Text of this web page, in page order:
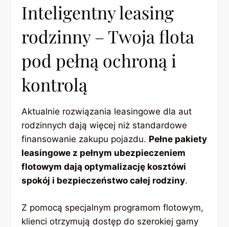
Inteligentny leasing
rodzinny – Twoja flota
pod pełną ochroną i
kontrolą
Aktualnie rozwiązania leasingowe dla aut
rodzinnych dają więcej niż standardowe
finansowanie zakupu pojazdu. Pełne pakiety
leasingowe z pełnym ubezpieczeniem
flotowym dają optymalizację kosztówi
spokój i bezpieczeństwo całej rodziny.
Z pomocą specjalnym programom flotowym,
klienci otrzymują dostęp do szerokiej gamy